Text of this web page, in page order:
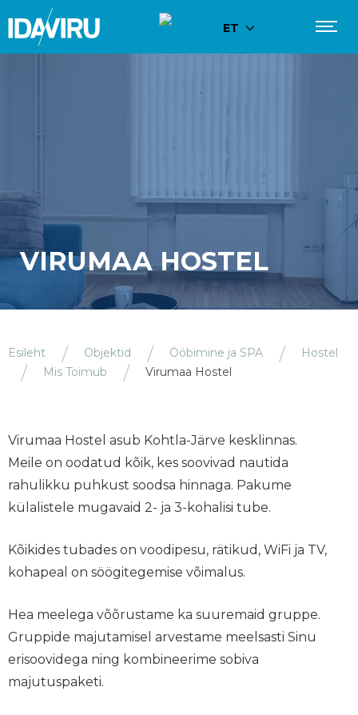
ET
VIRUMAA HOSTEL
Esileht Objektid Ööbimine ja SPA
Hostel
Mis Toimub
Virumaa Hostel
Virumaa Hostel asub Kohtla-Järve kesklinnas.
Meile on oodatud kõik, kes soovivad nautida
rahulikku puhkust soodsa hinnaga. Pakume
külalistele mugavaid 2- ja 3-kohalisi tube.
Kõikides tubades on voodipesu, rätikud, WiFi ja TV,
kohapeal on söögitegemise võimalus.
Hea meelega võõrustame ka suuremaid gruppe.
Gruppide majutamisel arvestame meelsasti Sinu
erisoovidega ning kombineerime sobiva
majutuspaketi.